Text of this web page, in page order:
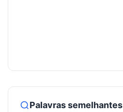
Palavras semelhantes